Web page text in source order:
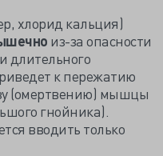
хлорид кальция)
из-за опасности
длительного
к пережатию
(омертвению) мышцы
гнойника).
вводить только